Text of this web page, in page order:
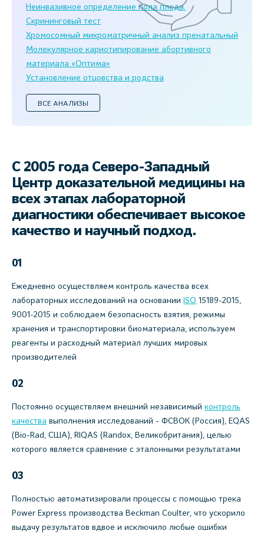
Неинвазивное определение пола плода.
Скрининговый тест
Хромосомный микроматричный анализ пренатальный
Молекулярное кариотипирование абортивного
материала «Оптима»
Установление отцовства и родства
ВСЕ АНАЛИЗЫ
С 2005 года Северо-Западный
Центр доказательной медицины на
всех этапах лабораторной
диагностики обеспечивает высокое
качество и научный подход.
01
Ежедневно осуществляем контроль качества всех
лабораторных исследований на основании ISO 15189-2015,
9001-2015 и соблюдаем безопасность взятия, режимы
хранения и транспортировки биоматериала, используем
реагенты и расходный материал лучших мировых
производителей
02
Постоянно осуществляем внешний независимый контроль
качества выполнения исследований - ФСВОК (Россия), EQAS
(Bio-Rad, США), RIQAS (Randox, Великобритания), целью
которого является сравнение с эталонными результатами
03
Полностью автоматизировали процессы с помощью трека
Power Express производства Beckman Coulter, что ускорило
выдачу результатов вдвое и исключило любые ошибки